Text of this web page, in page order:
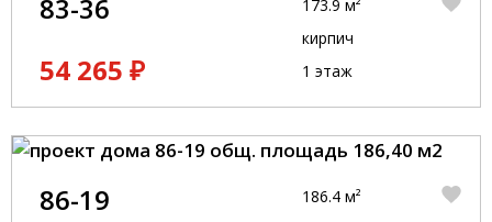
83-36
54 265 ₽
173.9 м²
кирпич
1 этаж
86-19
186.4 м²